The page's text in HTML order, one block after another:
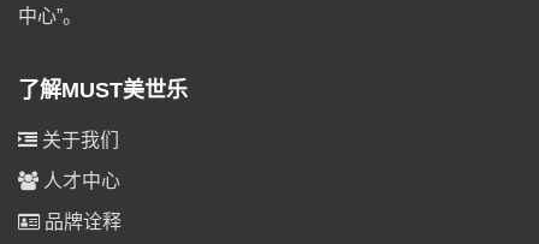
中心”。
了解MUST美世乐
关于我们
人才中心
品牌诠释